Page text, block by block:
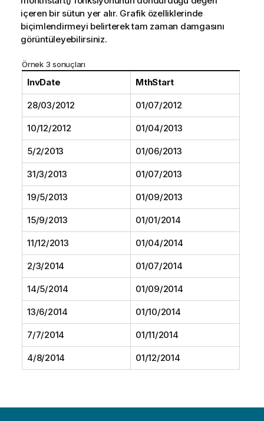
içeren bir sütun yer alır. Grafik özelliklerinde
biçimlendirmeyi belirterek tam zaman damgasını
görüntüleyebilirsiniz.
Örnek 3 sonuçları
InvDate MthStart
28/03/2012 01/07/2012
10/12/2012 01/04/2013
5/2/2013 01/06/2013
31/3/2013 01/07/2013
19/5/2013 01/09/2013
15/9/2013 01/01/2014
11/12/2013 01/04/2014
2/3/2014 01/07/2014
14/5/2014 01/09/2014
13/6/2014 01/10/2014
7/7/2014 01/11/2014
4/8/2014 01/12/2014